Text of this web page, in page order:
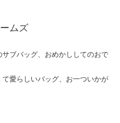
ムズ
ブバッグ、おめかししてのおで
愛らしいバッグ、お一ついかが